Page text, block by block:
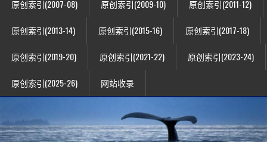
原创索引(2007-08) 原创索引(2009-10) 原创索引(2011-12)
原创索引(2013-14) 原创索引(2015-16) 原创索引(2017-18)
原创索引(2019-20) 原创索引(2021-22) 原创索引(2023-24)
原创索引(2025-26) 网站收录